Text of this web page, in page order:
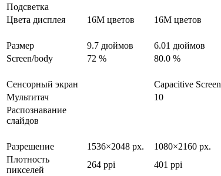
Подсветка
Цвета дисплея
16M цветов 16M цветов
Размер
9.7 дюймов 6.01 дюймов
Screen/body
72 % 80.0 %
Сенсорный экран
Capacitive Screen
Мультитач
10
Распознавание
слайдов
Разрешение
1536×2048 px. 1080×2160 px.
Плотность
пикселей
264 ppi 401 ppi